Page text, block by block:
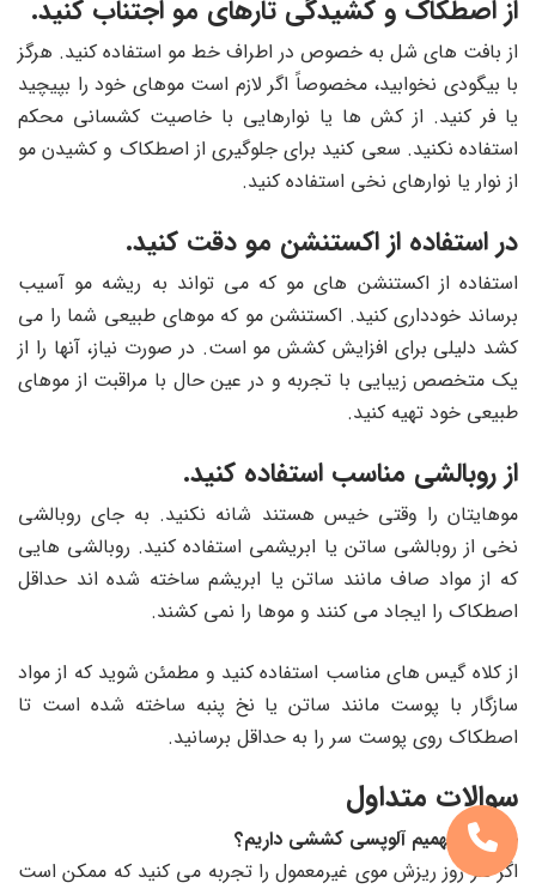
از اصطکاک و کشیدگی تارهای مو اجتناب کنید.
از بافت های شل به خصوص در اطراف خط مو استفاده کنید. هرگز
با بیگودی نخوابید، مخصوصاً اگر لازم است موهای خود را بپیچید
یا فر کنید. از کش ها یا نوارهایی با خاصیت کشسانی محکم
استفاده نکنید. سعی کنید برای جلوگیری از اصطکاک و کشیدن مو
از نوار یا نوارهای نخی استفاده کنید.
در استفاده از اکستنشن مو دقت کنید.
استفاده از اکستنشن های مو که می تواند به ریشه مو آسیب
برساند خودداری کنید. اکستنشن مو که موهای طبیعی شما را می
کشد دلیلی برای افزایش کشش مو است. در صورت نیاز، آنها را از
یک متخصص زیبایی با تجربه و در عین حال با مراقبت از موهای
طبیعی خود تهیه کنید.
از روبالشی مناسب استفاده کنید.
موهایتان را وقتی خیس هستند شانه نکنید. به جای روبالشی
نخی از روبالشی ساتن یا ابریشمی استفاده کنید. روبالشی هایی
که از مواد صاف مانند ساتن یا ابریشم ساخته شده اند حداقل
اصطکاک را ایجاد می کنند و موها را نمی کشند.
از کلاه گیس های مناسب استفاده کنید و مطمئن شوید که از مواد
سازگار با پوست مانند ساتن یا نخ پنبه ساخته شده است تا
اصطکاک روی پوست سر را به حداقل برسانید.
سوالات متداول
چگونه بفهمیم آلوپسی کششی داریم؟
اگر هر روز ریزش موی غیرمعمول را تجربه می کنید که ممکن است